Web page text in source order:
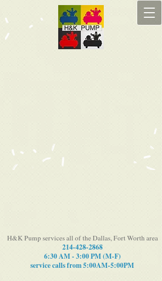
H&K Pump services all of the Dallas, Fort Worth area
214-428-2868
6:30 AM - 3:00 PM (M-F)
service calls from 5:00AM-5:00PM